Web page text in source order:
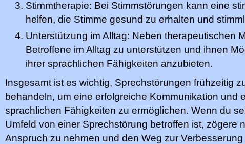
Stimmtherapie: Bei Stimmstörungen kann eine
helfen, die Stimme gesund zu erhalten und
Unterstützung im Alltag: Neben therapeutischen
Betroffene im Alltag zu unterstützen und ihnen
ihrer sprachlichen Fähigkeiten anzubieten.
Insgesamt ist es wichtig, Sprechstörungen frühzeitig
behandeln, um eine erfolgreiche Kommunikation und
sprachlichen Fähigkeiten zu ermöglichen. Wenn du
Umfeld von einer Sprechstörung betroffen ist, zögere
Anspruch zu nehmen und den Weg zur